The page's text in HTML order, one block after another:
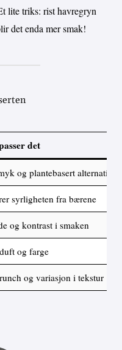
lite triks: rist havregryn
det enda mer smak!
det
og plantebasert alternativ
syrligheten fra bærene
og kontrast i smaken
og farge
og variasjon i tekstur